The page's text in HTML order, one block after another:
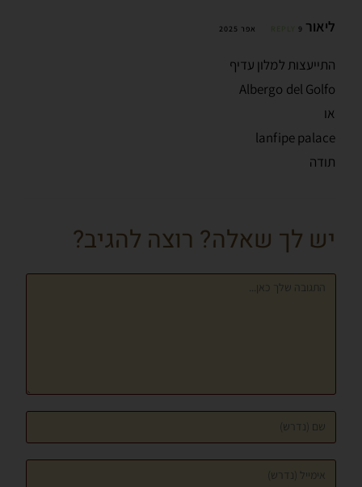
ליאור REPLY 9 אפר 2025
התייעצות למלון עדיף
Albergo del Golfo
או
lanfipe palace
תודה
יש לך שאלה? רוצה להגיב?